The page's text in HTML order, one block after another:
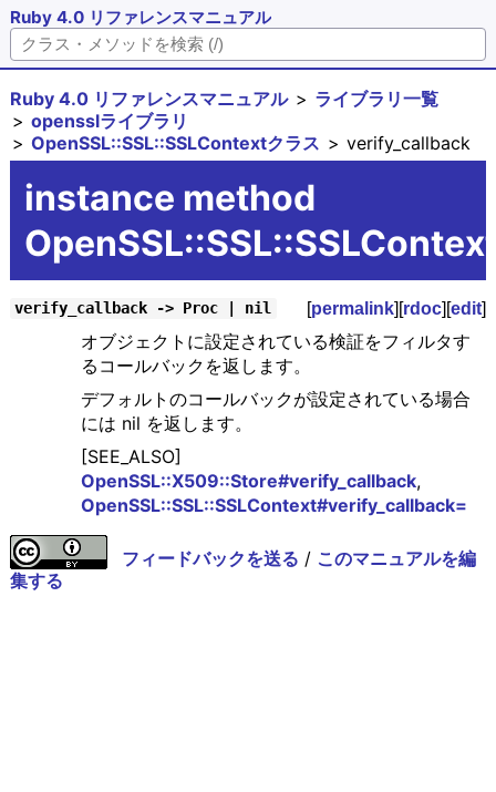
Ruby 4.0 リファレンスマニュアル
Ruby 4.0 リファレンスマニュアル
ライブラリ一覧
opensslライブラリ
OpenSSL::SSL::SSLContextクラス
verify_callback
instance method
verify_callback -> Proc | nil [permalink][rdoc][edit]
オブジェクトに設定されている検証をフィルタす
るコールバックを返します。
デフォルトのコールバックが設定されている場合
には nil を返します。
[SEE_ALSO]
OpenSSL::X509::Store#verify_callback,
OpenSSL::SSL::SSLContext#verify_callback=
フィードバックを送る / このマニュアルを編
集する